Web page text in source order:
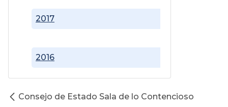
2016
2017
Consejo de Estado Sala de lo Contencioso